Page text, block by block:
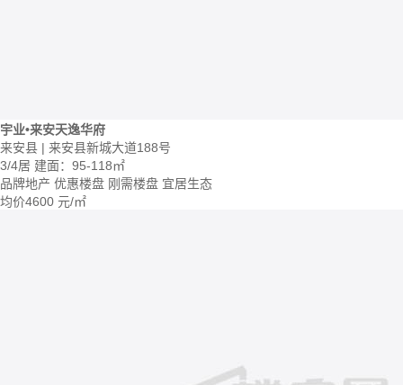
宇业•来安天逸华府
来安县 | 来安县新城大道188号
3/4居 建面：95-118㎡
品牌地产 优惠楼盘 刚需楼盘 宜居生态
均价4600 元/㎡